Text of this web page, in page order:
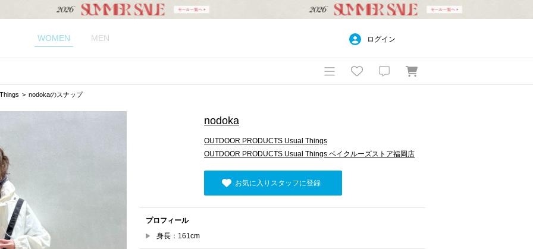
WOMEN MEN ログイン
nodokaのスナップ
nodoka
OUTDOOR PRODUCTS Usual Things
OUTDOOR PRODUCTS Usual Things ベイクルーズストア福岡店
お気に入りスタッフに登録
プロフィール
身長：161cm